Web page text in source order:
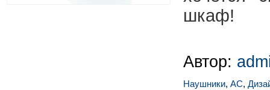
шкаф!
Автор:
Наушники, АС,